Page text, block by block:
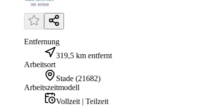
Entfernung
319,5 km entfernt
Arbeitsort
Stade (21682)
Arbeitszeitmodell
Vollzeit | Teilzeit